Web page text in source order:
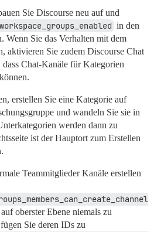
Sie Discourse neu auf und
in den
Wenn Sie das Verhalten mit dem
aktivieren Sie zudem Discourse Chat
Chat-Kanäle für Kategorien
erstellen Sie eine Kategorie auf
und wandeln Sie sie in
werden dann zu
ist der Hauptort zum Erstellen
Teammitglieder Kanäle erstellen
oberster Ebene niemals zu
Sie deren IDs zu